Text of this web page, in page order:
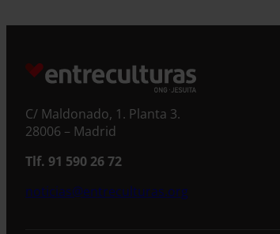
C/ Maldonado, 1. Planta 3.
28006 – Madrid
Tlf. 91 590 26 72
noticias@entreculturas.org